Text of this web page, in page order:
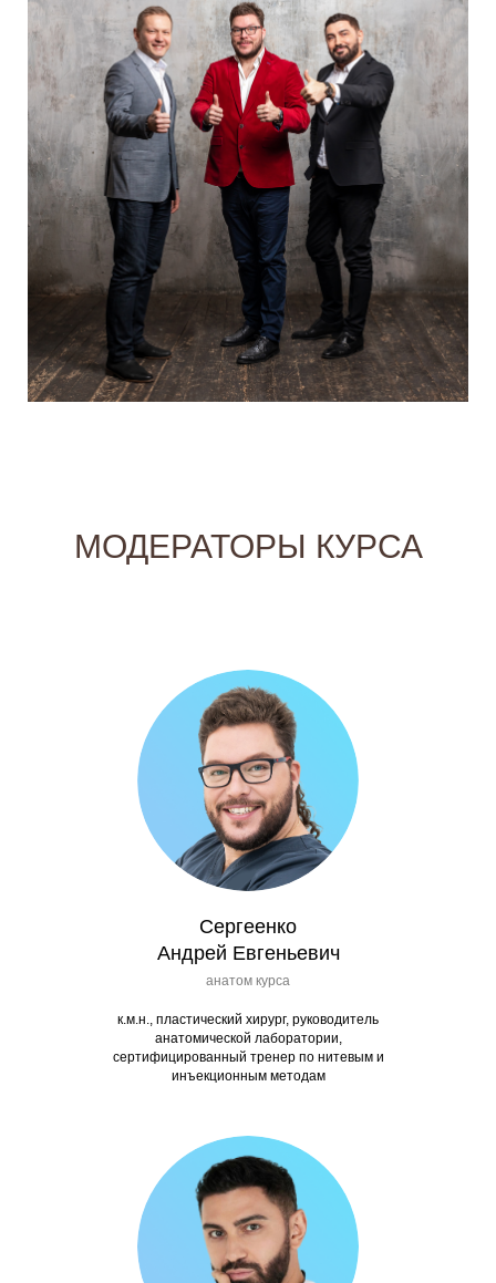
МОДЕРАТОРЫ КУРСА
Сергеенко
Андрей Евгеньевич
анатом курса
к.м.н., пластический хирург, руководитель
анатомической лаборатории,
сертифицированный тренер по нитевым и
инъекционным методам